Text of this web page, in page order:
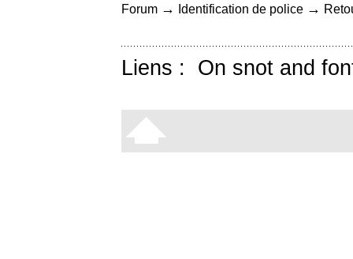
Forum → Identification de police →
Liens : On snot and